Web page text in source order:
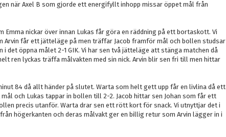
när Axel B som gjorde ett energifyllt inhopp missar öppet mål från
Emma nickar över innan Lukas får göra en räddning på ett bortaskott. Vi
Arvin får ett jätteläge på men träffar Jacob framför mål och bollen studsar
i det öppna målet 2-1 GIK. Vi har sen två jätteläge att stänga matchen då
ren lyckas träffa målvakten med sin nick. Arvin blir sen fri till men hittar
84 då allt händer på slutet. Warta som helt gett upp får en livlina då ett
och Lukas tappar in bollen till 2-2. Jacob hittar sen Johan som får ett
precis utanför. Warta drar sen ett rött kort för snack. Vi utnyttjar det i
högerkanten och deras målvakt ger en billig retur som Arvin lägger in i